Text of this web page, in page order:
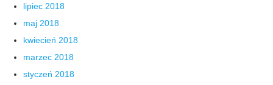
lipiec 2018
maj 2018
kwiecień 2018
marzec 2018
styczeń 2018